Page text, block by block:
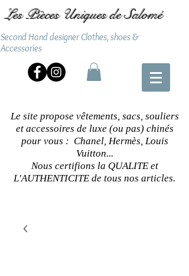
Les Pièces Uniques de Salomé
Second Hand designer Clothes, shoes &
Accessories
Le site propose vêtements, sacs, souliers
et accessoires de luxe (ou pas) chinés
pour vous : Chanel, Hermès, Louis
Vuitton...
Nous certifions la QUALITE et
L'AUTHENTICITE de tous nos articles.